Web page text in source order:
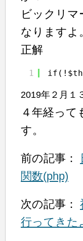
ビックリマ
なりますよ
正解
1
2019年２月１
４年経って
す。
前の記事：
関数(php)
次の記事：
行ってきた